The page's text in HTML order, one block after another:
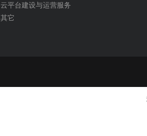
云平台建设与运营服务
其它